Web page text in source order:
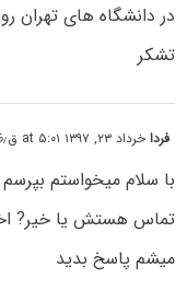
تشکر
فرداخرداد ۲۳, ۱۳۹۷ at ۵:۰۱ ق٫ظ
با سلام میخواستم
تماس هستش یا خیر?
میشم پاسخ بدید